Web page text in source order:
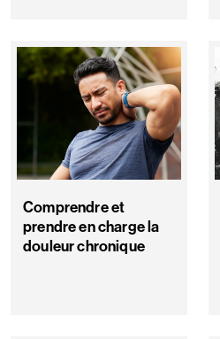
Comprendre et
prendre en charge la
douleur chronique